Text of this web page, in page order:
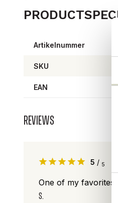
Artikelnummer
SKU
EAN
Reviews
5 / 5
One of my favorites!
S.